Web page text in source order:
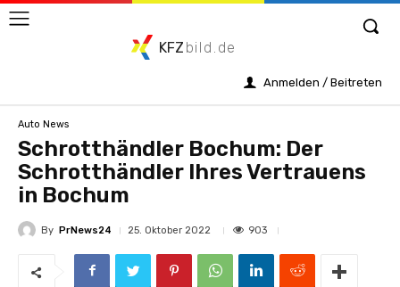
KFZ bild.de
Anmelden / Beitreten
Auto News
Schrotthändler Bochum: Der
Schrotthändler Ihres Vertrauens
in Bochum
By PrNews24 25. Oktober 2022 903